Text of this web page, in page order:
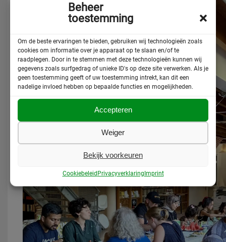
Beheer
toestemming
Om de beste ervaringen te bieden, gebruiken wij technologieën zoals
cookies om informatie over je apparaat op te slaan en/of te
raadplegen. Door in te stemmen met deze technologieën kunnen wij
gegevens zoals surfgedrag of unieke ID's op deze site verwerken. Als je
geen toestemming geeft of uw toestemming intrekt, kan dit een
nadelige invloed hebben op bepaalde functies en mogelijkheden.
Accepteren
Weiger
Bekijk voorkeuren
CookiebeleidPrivacyverklaringImprint